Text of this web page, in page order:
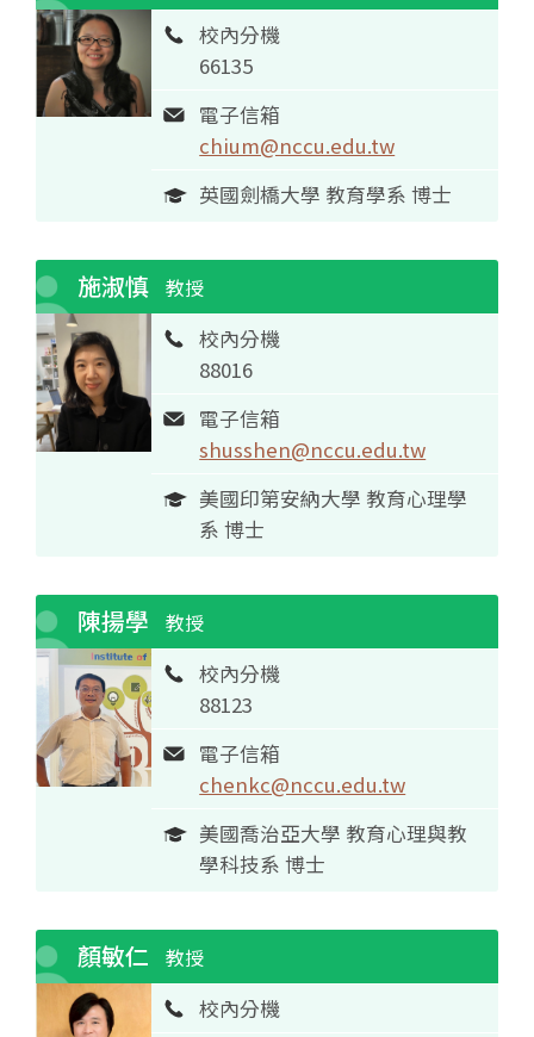
校內分機
66135
電子信箱
chium@nccu.edu.tw
英國劍橋大學 教育學系 博士
施淑慎 教授
校內分機
88016
電子信箱
shusshen@nccu.edu.tw
美國印第安納大學 教育心理學
系 博士
陳揚學 教授
校內分機
88123
電子信箱
chenkc@nccu.edu.tw
美國喬治亞大學 教育心理與教
學科技系 博士
顏敏仁 教授
校內分機